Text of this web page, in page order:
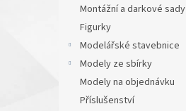
Montážní a darkové sady
Figurky
Modelářské stavebnice
Modely ze sbírky
Modely na objednávku
Příslušenství